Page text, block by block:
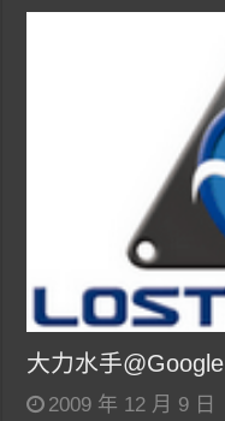
大力水手@Google
2009 年 12 月 9 日